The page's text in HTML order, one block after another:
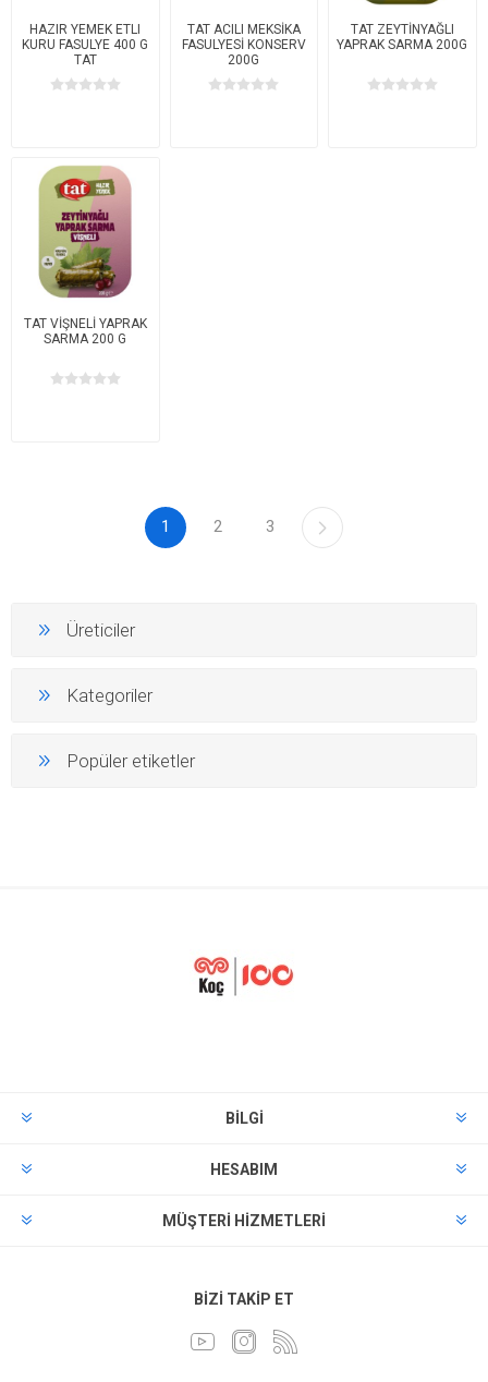
HAZIR YEMEK ETLI
KURU FASULYE 400 G
TAT
TAT ACILI MEKSİKA
FASULYESİ KONSERV
200G
TAT ZEYTİNYAĞLI
YAPRAK SARMA 200G
TAT VİŞNELİ YAPRAK
SARMA 200 G
1 2 3
Üreticiler
Kategoriler
Popüler etiketler
BILGI
HESABIM
MÜŞTERI HIZMETLERI
BIZI TAKIP ET